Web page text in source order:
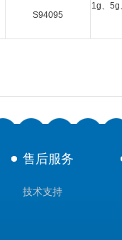
S94095
1g、
售后服务
技术支持